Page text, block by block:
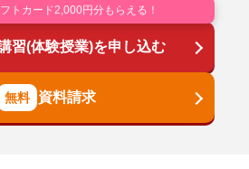
トカード2,000円分もらえる！
習(体験授業)を申し込む
資料請求